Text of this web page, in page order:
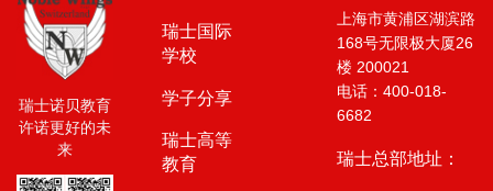
瑞士诺贝教育
许诺更好的未
来
瑞士国际
学校
学子分享
瑞士高等
教育
上海市黄浦区湖滨路
168号无限极大厦26
楼 200021
电话：400-018-
6682
瑞士总部地址：